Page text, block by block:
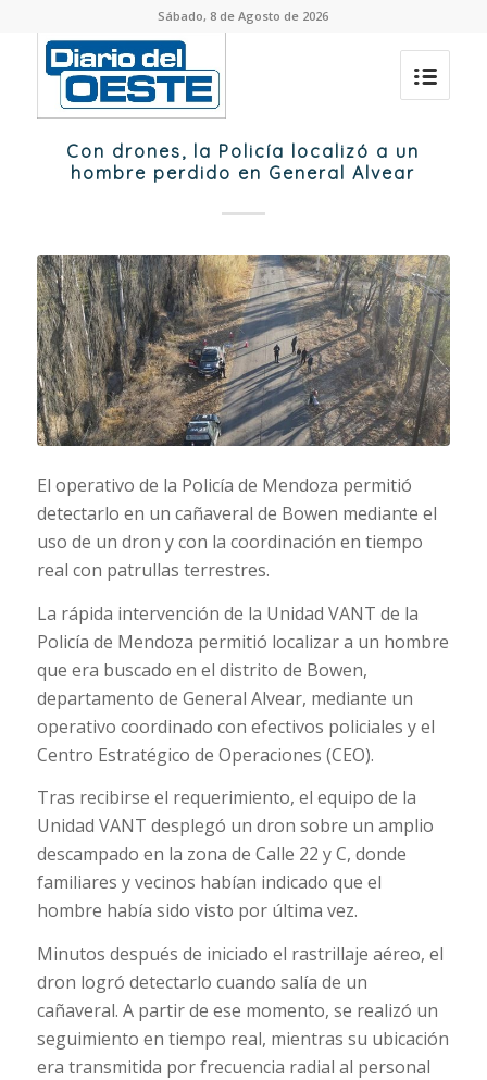
Sábado, 8 de Agosto de 2026
Con drones, la Policía localizó a un
hombre perdido en General Alvear
El operativo de la Policía de Mendoza permitió
detectarlo en un cañaveral de Bowen mediante el
uso de un dron y con la coordinación en tiempo
real con patrullas terrestres.
La rápida intervención de la Unidad VANT de la
Policía de Mendoza permitió localizar a un hombre
que era buscado en el distrito de Bowen,
departamento de General Alvear, mediante un
operativo coordinado con efectivos policiales y el
Centro Estratégico de Operaciones (CEO).
Tras recibirse el requerimiento, el equipo de la
Unidad VANT desplegó un dron sobre un amplio
descampado en la zona de Calle 22 y C, donde
familiares y vecinos habían indicado que el
hombre había sido visto por última vez.
Minutos después de iniciado el rastrillaje aéreo, el
dron logró detectarlo cuando salía de un
cañaveral. A partir de ese momento, se realizó un
seguimiento en tiempo real, mientras su ubicación
era transmitida por frecuencia radial al personal